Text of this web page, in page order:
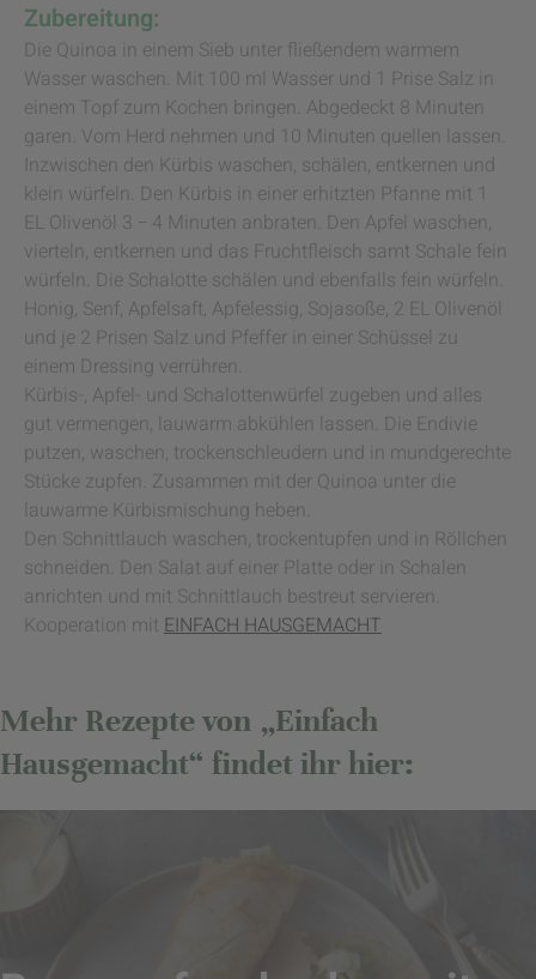
Zubereitung:
Die Quinoa in einem Sieb unter fließendem warmem
Wasser waschen. Mit 100 ml Wasser und 1 Prise Salz in
einem Topf zum Kochen bringen. Abgedeckt 8 Minuten
garen. Vom Herd nehmen und 10 Minuten quellen lassen.
Inzwischen den Kürbis waschen, schälen, entkernen und
klein würfeln. Den Kürbis in einer erhitzten Pfanne mit 1
EL Olivenöl 3 − 4 Minuten anbraten. Den Apfel waschen,
vierteln, entkernen und das Fruchtfleisch samt Schale fein
würfeln. Die Schalotte schälen und ebenfalls fein würfeln.
Honig, Senf, Apfelsaft, Apfelessig, Sojasoße, 2 EL Olivenöl
und je 2 Prisen Salz und Pfeffer in einer Schüssel zu
einem Dressing verrühren.
Kürbis-, Apfel- und Schalottenwürfel zugeben und alles
gut vermengen, lauwarm abkühlen lassen. Die Endivie
putzen, waschen, trockenschleudern und in mundgerechte
Stücke zupfen. Zusammen mit der Quinoa unter die
lauwarme Kürbismischung heben.
Den Schnittlauch waschen, trockentupfen und in Röllchen
schneiden. Den Salat auf einer Platte oder in Schalen
anrichten und mit Schnittlauch bestreut servieren.
Kooperation mit EINFACH HAUSGEMACHT
Mehr Rezepte von „Einfach
Hausgemacht“ findet ihr hier: